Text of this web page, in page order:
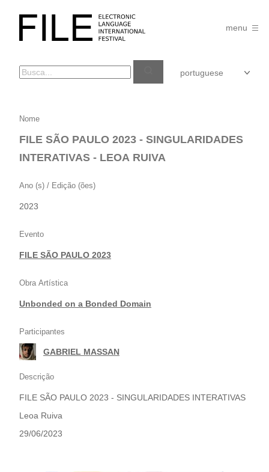
FILE
FESTIVAL
menu
FILE
SÃO
PAULO
–
SINGULARIDADES
–
LEOA
RUIVA
Nome
FILE SÃO PAULO 2023 - SINGULARIDADES
INTERATIVAS - LEOA RUIVA
Ano (s) / Edição (ões)
2023
Evento
FILE SÃO PAULO 2023
Obra Artística
Unbonded on a Bonded Domain
Participantes
GABRIEL MASSAN
Descrição
FILE SÃO PAULO 2023 - SINGULARIDADES INTERATIVAS
Leoa Ruiva
29/06/2023